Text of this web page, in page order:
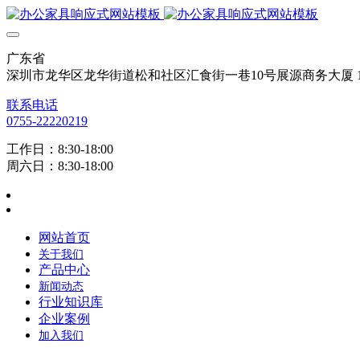
广东省
深圳市龙华区龙华街道松和社区汇食街一巷10号展源商务大厦
联系电话
0755-22220219
工作日：8:30-18:00
周六日：8:30-18:00
网站首页
关于我们
产品中心
新闻动态
行业知识库
企业案例
加入我们